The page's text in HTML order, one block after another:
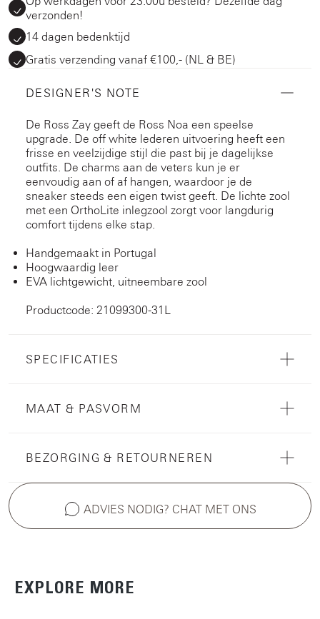
verzonden!
14 dagen bedenktijd
Gratis verzending vanaf €100,- (NL & BE)
DESIGNER'S NOTE
De Ross Zay geeft de Ross Noa een speelse
upgrade. De off white lederen uitvoering heeft een
frisse en veelzijdige stijl die past bij je dagelijkse
outfits. De charms aan de veters kun je er
eenvoudig aan of af hangen, waardoor je de
sneaker steeds een eigen twist geeft. De lichte zool
met een OrthoLite inlegzool zorgt voor langdurig
comfort tijdens elke stap.
Handgemaakt in Portugal
Hoogwaardig leer
EVA lichtgewicht, uitneembare zool
Productcode: 21099300-31L
SPECIFICATIES
MAAT & PASVORM
BEZORGING & RETOURNEREN
ADVIES NODIG? CHAT MET ONS
EXPLORE MORE